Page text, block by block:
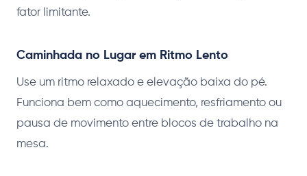
fator limitante.
Caminhada no Lugar em Ritmo Lento
Use um ritmo relaxado e elevação baixa do pé.
Funciona bem como aquecimento, resfriamento ou
pausa de movimento entre blocos de trabalho na
mesa.